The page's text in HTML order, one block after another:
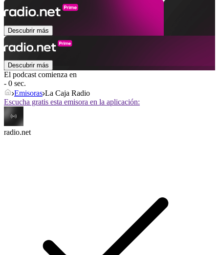
Descubrir más
Descubrir más
El podcast comienza en
- 0 sec.
Emisoras La Caja Radio
Escucha gratis esta emisora en la aplicación:
radio.net